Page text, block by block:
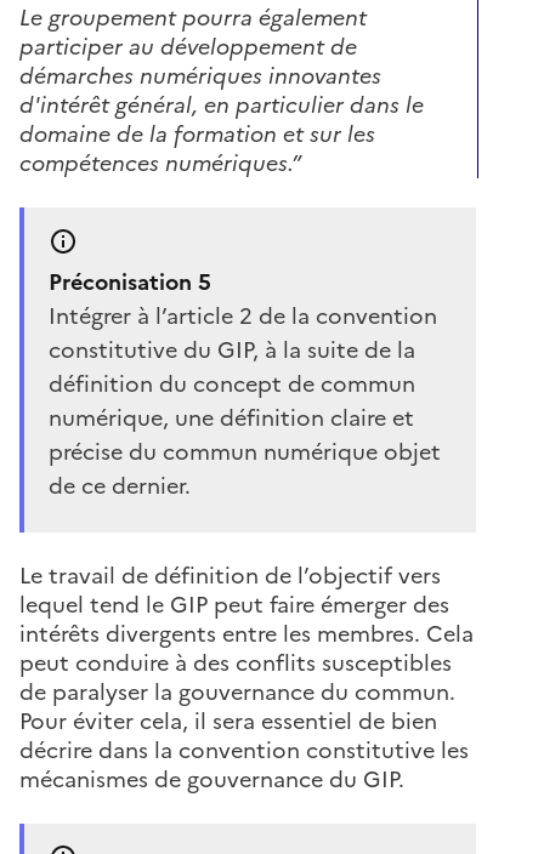
Le groupement pourra également
participer au développement de
démarches numériques innovantes
d'intérêt général, en particulier dans le
domaine de la formation et sur les
compétences numériques.”
Préconisation 5
Intégrer à l’article 2 de la convention
constitutive du GIP, à la suite de la
définition du concept de commun
numérique, une définition claire et
précise du commun numérique objet
de ce dernier.
Le travail de définition de l’objectif vers
lequel tend le GIP peut faire émerger des
intérêts divergents entre les membres. Cela
peut conduire à des conflits susceptibles
de paralyser la gouvernance du commun.
Pour éviter cela, il sera essentiel de bien
décrire dans la convention constitutive les
mécanismes de gouvernance du GIP.